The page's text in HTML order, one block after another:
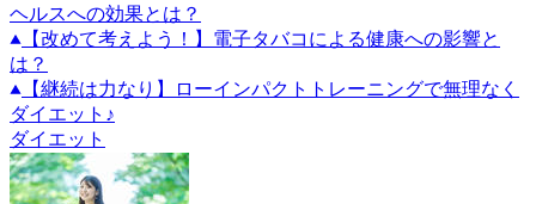
ヘルスへの効果とは？
【改めて考えよう！】電子タバコによる健康への影響と
は？
【継続は力なり】ローインパクトトレーニングで無理なく
ダイエット♪
ダイエット